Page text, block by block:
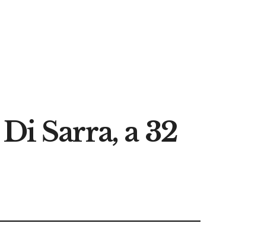
Sarra, a 32